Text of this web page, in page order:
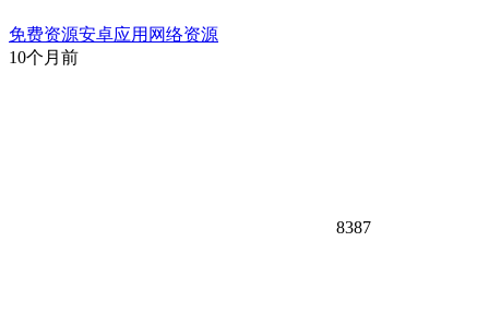
免费资源安卓应用 网络资源
10个月前
8387